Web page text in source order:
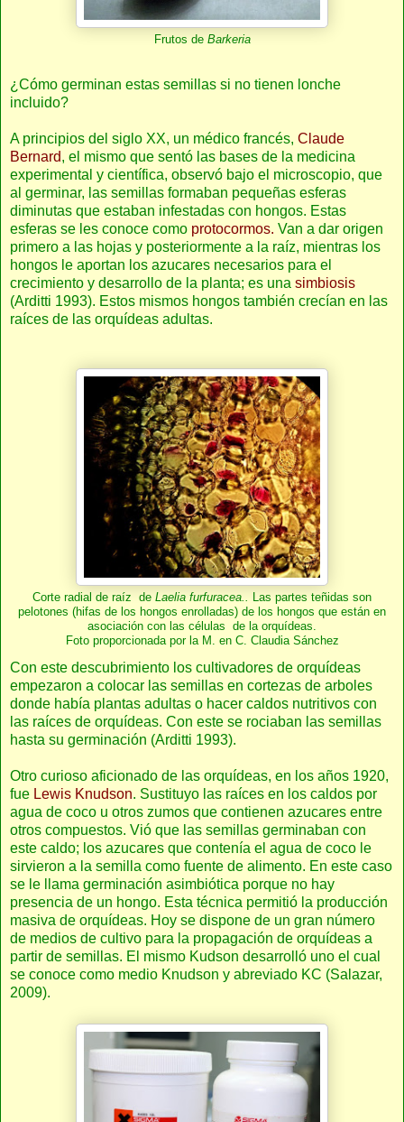
Frutos de Barkeria
¿Cómo germinan estas semillas si no tienen lonche
incluido?
A principios del siglo XX, un médico francés, Claude
Bernard, el mismo que sentó las bases de la medicina
experimental y científica, observó bajo el microscopio, que
al germinar, las semillas formaban pequeñas esferas
diminutas que estaban infestadas con hongos. Estas
esferas se les conoce como protocormos. Van a dar origen
primero a las hojas y posteriormente a la raíz, mientras los
hongos le aportan los azucares necesarios para el
crecimiento y desarrollo de la planta; es una simbiosis
(Arditti 1993). Estos mismos hongos también crecían en las
raíces de las orquídeas adultas.
Corte radial de raíz de Laelia furfuracea.. Las partes teñidas son
pelotones (hifas de los hongos enrolladas) de los hongos que están en
asociación con las células de la orquídeas.
Foto proporcionada por la M. en C. Claudia Sánchez
Con este descubrimiento los cultivadores de orquídeas
empezaron a colocar las semillas en cortezas de arboles
donde había plantas adultas o hacer caldos nutritivos con
las raíces de orquídeas. Con este se rociaban las semillas
hasta su germinación (Arditti 1993).
Otro curioso aficionado de las orquídeas, en los años 1920,
fue Lewis Knudson. Sustituyo las raíces en los caldos por
agua de coco u otros zumos que contienen azucares entre
otros compuestos. Vió que las semillas germinaban con
este caldo; los azucares que contenía el agua de coco le
sirvieron a la semilla como fuente de alimento. En este caso
se le llama germinación asimbiótica porque no hay
presencia de un hongo. Esta técnica permitió la producción
masiva de orquídeas. Hoy se dispone de un gran número
de medios de cultivo para la propagación de orquídeas a
partir de semillas. El mismo Kudson desarrolló uno el cual
se conoce como medio Knudson y abreviado KC (Salazar,
2009).